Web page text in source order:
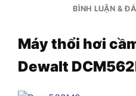
BÌNH LUẬN &
Máy thổi hơi
Dewalt